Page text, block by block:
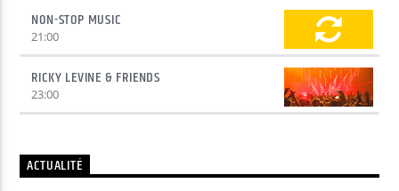
NON-STOP MUSIC
21:00
RICKY LEVINE & FRIENDS
23:00
ACTUALITÉ